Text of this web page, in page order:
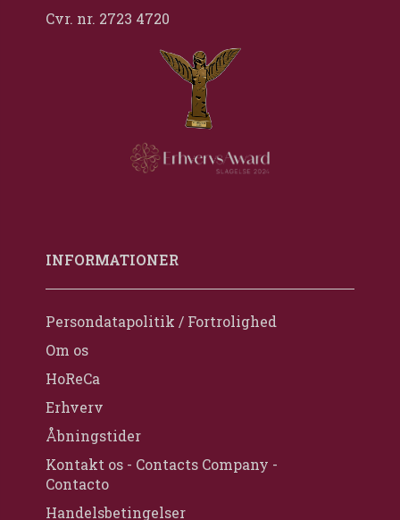
Cvr. nr. 2723 4720
INFORMATIONER
Persondatapolitik / Fortrolighed
Om os
HoReCa
Erhverv
Åbningstider
Kontakt os - Contacts Company -
Contacto
Handelsbetingelser